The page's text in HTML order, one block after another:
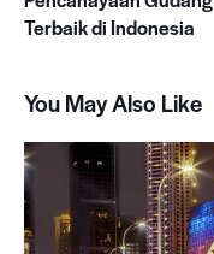
Terbaik di Indonesia
You May Also Like